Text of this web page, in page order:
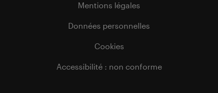
Mentions légales
Données personnelles
Cookies
Accessibilité : non conforme